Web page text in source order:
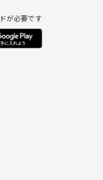
が必要です